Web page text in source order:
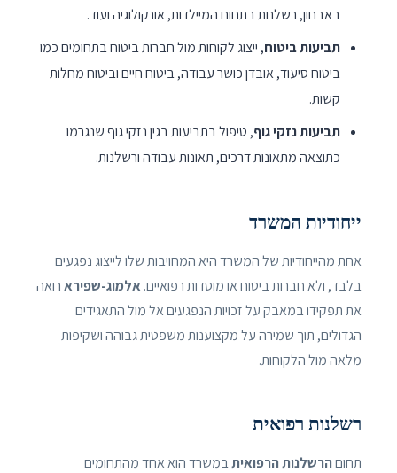
באבחון, רשלנות בתחום המיילדות, אונקולוגיה ועוד.
תביעות ביטוח, ייצוג לקוחות מול חברות ביטוח בתחומים כמו
ביטוח סיעוד, אובדן כושר עבודה, ביטוח חיים וביטוח מחלות
קשות.
תביעות נזקי גוף, טיפול בתביעות בגין נזקי גוף שנגרמו
כתוצאה מתאונות דרכים, תאונות עבודה ורשלנות.
ייחודיות המשרד
אחת מהייחודיות של המשרד היא המחויבות שלו לייצוג נפגעים
בלבד, ולא חברות ביטוח או מוסדות רפואיים. אלמוג-שפירארואה
את תפקידו במאבק על זכויות הנפגעים אל מול התאגידים
הגדולים, תוך שמירה על מקצוענות משפטית גבוהה ושקיפות
מלאה מול הלקוחות.
רשלנות רפואית
תחוםהרשלנות הרפואיתבמשרד הוא אחד מהתחומים